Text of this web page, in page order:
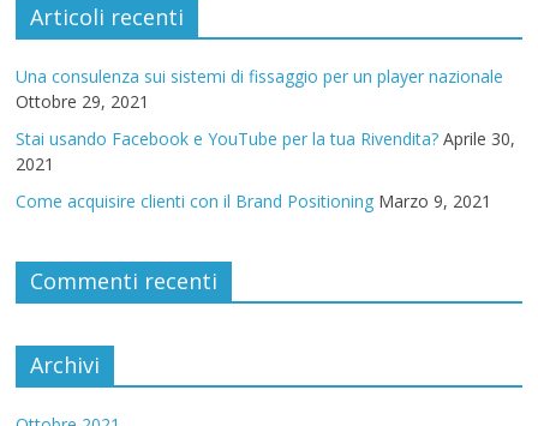
Articoli recenti
Una consulenza sui sistemi di fissaggio per un player nazionale
Ottobre 29, 2021
Stai usando Facebook e YouTube per la tua Rivendita? Aprile 30,
2021
Come acquisire clienti con il Brand Positioning Marzo 9, 2021
Commenti recenti
Archivi